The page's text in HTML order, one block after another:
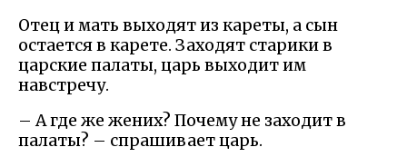
Отец и мать выходят из кареты, а сын
остается в карете. Заходят старики в
царские палаты, царь выходит им
навстречу.
– А где же жених? Почему не заходит в
палаты? – спрашивает царь.